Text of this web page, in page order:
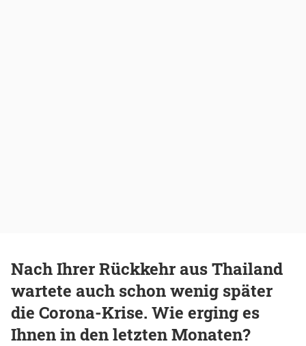
Nach Ihrer Rückkehr aus Thailand
wartete auch schon wenig später
die Corona-Krise. Wie erging es
Ihnen in den letzten Monaten?